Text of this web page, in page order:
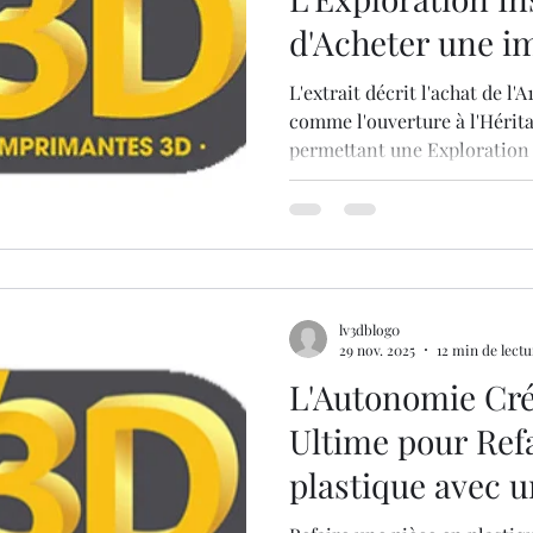
d'Acheter une
pour débuter
3D avec une
son Potentiel
L'extrait décrit l'achat de
comme l'ouverture à
permettant une
d'un Potentiel Créatif
l'automatisation de l'A1
justifié parce qu'il offre la
d'itérer
L'Autonomie
Ultime pour
plastique avec
lv3dblog0
29 nov. 2025
12 min de